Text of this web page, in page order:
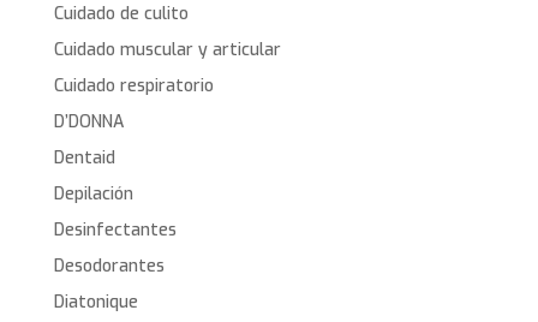
Cuidado de culito
Cuidado muscular y articular
Cuidado respiratorio
D’DONNA
Dentaid
Depilación
Desinfectantes
Desodorantes
Diatonique